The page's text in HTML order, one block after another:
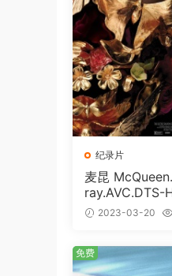
纪录片
麦昆
ray.AVC.DTS-
O 31.73GB]
2023-03-20
免费